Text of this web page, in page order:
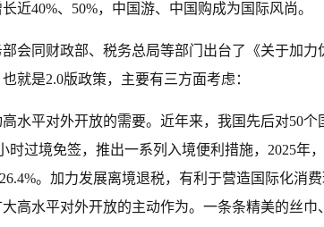
近40%、50%，中国游、中国购成为国际风尚。
会同财政部、税务总局等部门出台了《关于加力
就是2.0版政策，主要有三方面考虑：
水平对外开放的需要。近年来，我国先后对50个
时过境免签，推出一系列入境便利措施，2025年
。加力发展离境退税，有利于营造国际化消费
高水平对外开放的主动作为。一条条精美的丝巾